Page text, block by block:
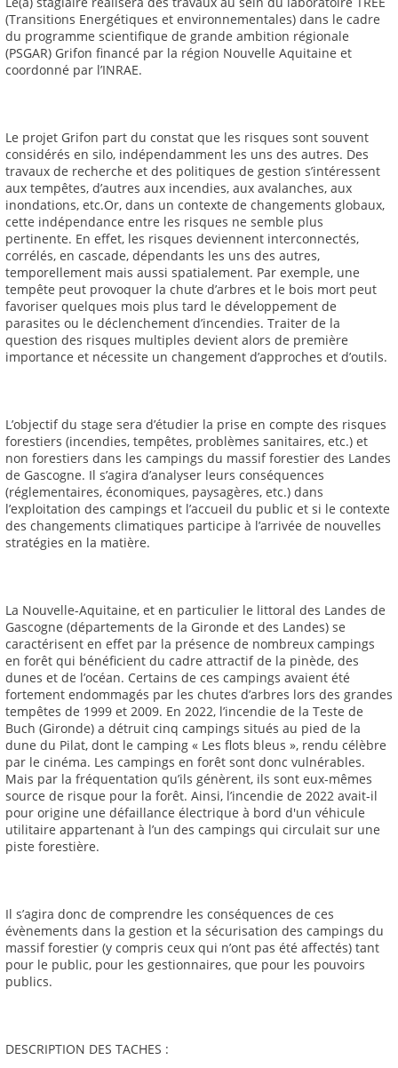
(Transitions Energétiques et environnementales) dans le cadre
du programme scientifique de grande ambition régionale
(PSGAR) Grifon financé par la région Nouvelle Aquitaine et
coordonné par l’INRAE.
Le projet Grifon part du constat que les risques sont souvent
considérés en silo, indépendamment les uns des autres. Des
travaux de recherche et des politiques de gestion s’intéressent
aux tempêtes, d’autres aux incendies, aux avalanches, aux
inondations, etc.Or, dans un contexte de changements globaux,
cette indépendance entre les risques ne semble plus
pertinente. En effet, les risques deviennent interconnectés,
corrélés, en cascade, dépendants les uns des autres,
temporellement mais aussi spatialement. Par exemple, une
tempête peut provoquer la chute d’arbres et le bois mort peut
favoriser quelques mois plus tard le développement de
parasites ou le déclenchement d’incendies. Traiter de la
question des risques multiples devient alors de première
importance et nécessite un changement d’approches et d’outils.
L’objectif du stage sera d’étudier la prise en compte des risques
forestiers (incendies, tempêtes, problèmes sanitaires, etc.) et
non forestiers dans les campings du massif forestier des Landes
de Gascogne. Il s’agira d’analyser leurs conséquences
(réglementaires, économiques, paysagères, etc.) dans
l’exploitation des campings et l’accueil du public et si le contexte
des changements climatiques participe à l’arrivée de nouvelles
stratégies en la matière.
La Nouvelle-Aquitaine, et en particulier le littoral des Landes de
Gascogne (départements de la Gironde et des Landes) se
caractérisent en effet par la présence de nombreux campings
en forêt qui bénéficient du cadre attractif de la pinède, des
dunes et de l’océan. Certains de ces campings avaient été
fortement endommagés par les chutes d’arbres lors des grandes
tempêtes de 1999 et 2009. En 2022, l’incendie de la Teste de
Buch (Gironde) a détruit cinq campings situés au pied de la
dune du Pilat, dont le camping « Les flots bleus », rendu célèbre
par le cinéma. Les campings en forêt sont donc vulnérables.
Mais par la fréquentation qu’ils génèrent, ils sont eux-mêmes
source de risque pour la forêt. Ainsi, l’incendie de 2022 avait-il
pour origine une défaillance électrique à bord d'un véhicule
utilitaire appartenant à l’un des campings qui circulait sur une
piste forestière.
Il s’agira donc de comprendre les conséquences de ces
évènements dans la gestion et la sécurisation des campings du
massif forestier (y compris ceux qui n’ont pas été affectés) tant
pour le public, pour les gestionnaires, que pour les pouvoirs
publics.
DESCRIPTION DES TACHES :